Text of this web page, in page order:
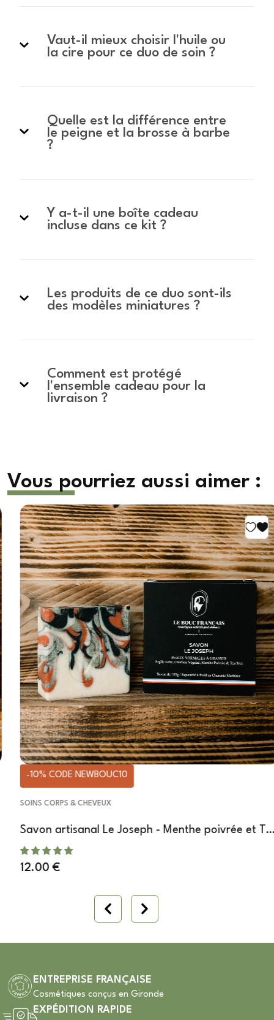
Vaut-il mieux choisir l'huile ou
la cire pour ce duo de soin ?
Quelle est la différence entre
le peigne et la brosse à barbe
?
Y a-t-il une boîte cadeau
incluse dans ce kit ?
Les produits de ce duo sont-ils
des modèles miniatures ?
Comment est protégé
l'ensemble cadeau pour la
livraison ?
Vous pourriez aussi aimer :
-10% CODE NEWBOUC10
SOINS CORPS & CHEVEUX
Savon artisanal Le Joseph - Menthe poivrée et Tea
Tree
12.00€
ENTREPRISE FRANÇAISE
Cosmétiques conçus en Gironde
EXPÉDITION RAPIDE